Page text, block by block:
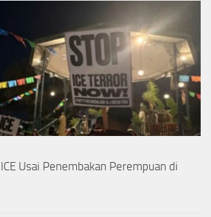
Usai Penembakan Perempuan di